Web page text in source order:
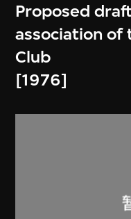
Proposed
association of
Club
[1976]